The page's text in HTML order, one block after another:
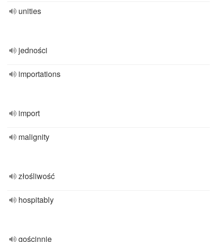
unities
jedności
importations
import
malignity
złośliwość
hospitably
gościnnie